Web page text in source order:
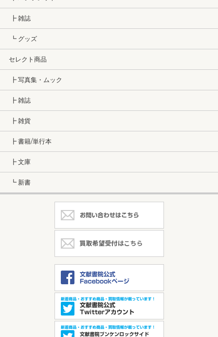
┣ 雑誌
┗ グッズ
セレクト商品
┣ 写真集・ムック
┣ 雑誌
┣ 雑貨
┣ 書籍/単行本
┣ 文庫
┗ 新書